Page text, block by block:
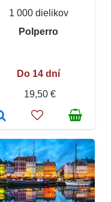
1 000 dielikov
Polperro
Do 14 dní
19,50 €